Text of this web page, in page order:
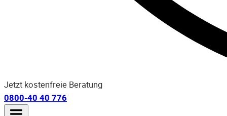
Jetzt kostenfreie Beratung
0800-40 40 776